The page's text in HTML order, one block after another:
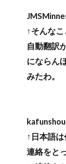
↑そんなこ
自動翻訳
にならん
みたわ。
kafunshou
↑日本語
連絡をと